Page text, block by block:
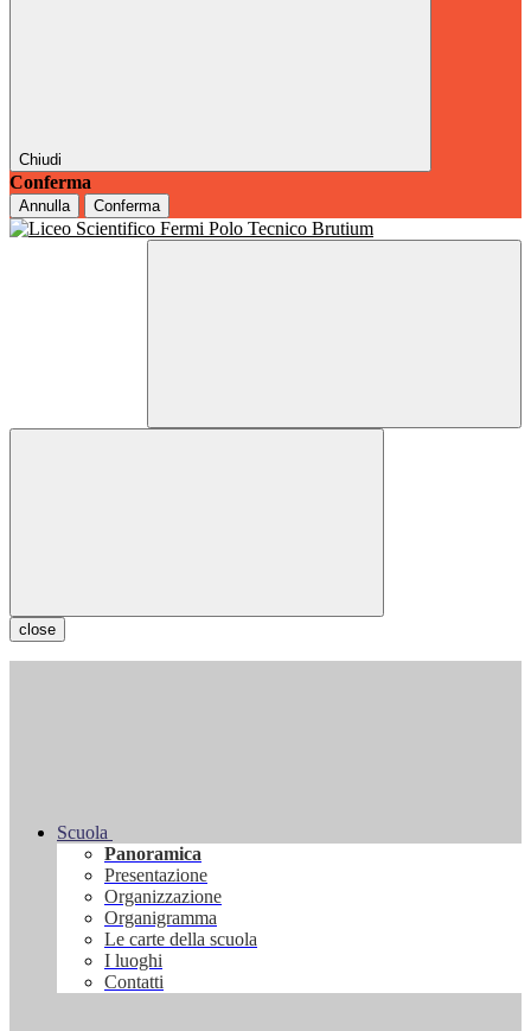
Chiudi
Conferma
Annulla Conferma
close
Scuola
Panoramica
Presentazione
Organizzazione
Organigramma
Le carte della scuola
I luoghi
Contatti